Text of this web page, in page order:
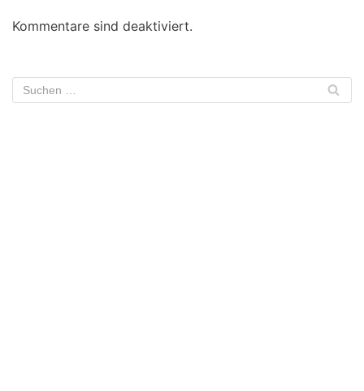
Kommentare sind deaktiviert.